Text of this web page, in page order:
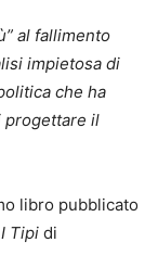
al fallimento
impietosa di
che ha
progettare il
libro pubblicato
I Tipi di